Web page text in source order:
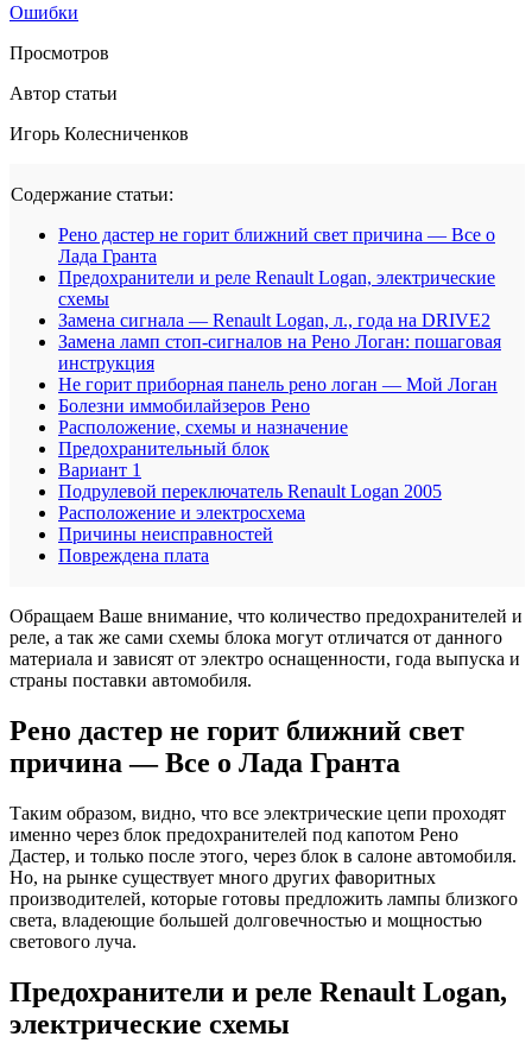
Ошибки
Просмотров
Автор статьи
Игорь Колесниченков
Содержание статьи:
Рено дастер не горит ближний свет причина — Все о
Лада Гранта
Предохранители и реле Renault Logan, электрические
схемы
Замена сигнала — Renault Logan, л., года на DRIVE2
Замена ламп стоп-сигналов на Рено Логан: пошаговая
инструкция
Не горит приборная панель рено логан — Мой Логан
Болезни иммобилайзеров Рено
Расположение, схемы и назначение
Предохранительный блок
Вариант 1
Подрулевой переключатель Renault Logan 2005
Расположение и электросхема
Причины неисправностей
Повреждена плата
Обращаем Ваше внимание, что количество предохранителей и
реле, а так же сами схемы блока могут отличатся от данного
материала и зависят от электро оснащенности, года выпуска и
страны поставки автомобиля.
Рено дастер не горит ближний свет
причина — Все о Лада Гранта
Таким образом, видно, что все электрические цепи проходят
именно через блок предохранителей под капотом Рено
Дастер, и только после этого, через блок в салоне автомобиля.
Но, на рынке существует много других фаворитных
производителей, которые готовы предложить лампы близкого
света, владеющие большей долговечностью и мощностью
светового луча.
Предохранители и реле Renault Logan,
электрические схемы